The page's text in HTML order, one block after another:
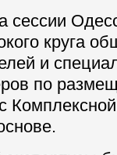
круга
и
по